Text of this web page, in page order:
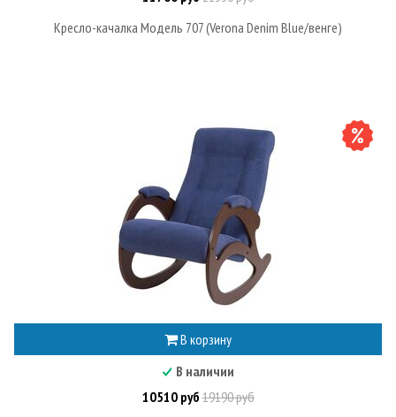
Кресло-качалка Модель 707 (Verona Denim Blue/венге)
В корзину
В наличии
10510 руб19190 руб